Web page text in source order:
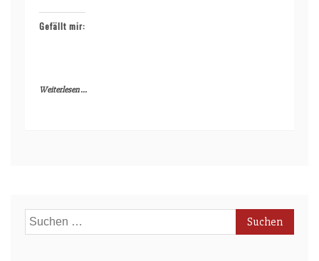
Gefällt mir:
Weiterlesen ...
Suchen
nach: